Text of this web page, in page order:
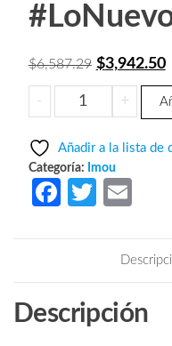
$6,587.29 El
precio
original
$6,587.29.
$3,942.50El
-
IMOU
KNIGHT
Camara
IP
Megapixeles/
+
Añadir a la lista de
Categoría: Imou
Fa
o
T
itt
ail
Descripción